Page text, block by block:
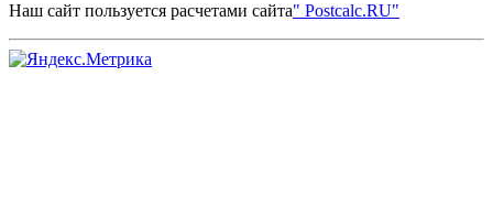
Наш сайт пользуется расчетами сайта" Postcalc.RU"